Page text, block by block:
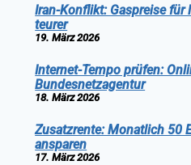
Iran-Konflikt: Gaspreise für
teurer
19. März 2026
Internet-Tempo prüfen:
Bundesnetzagentur
18. März 2026
Zusatzrente: Monatlich 50
ansparen
17. März 2026